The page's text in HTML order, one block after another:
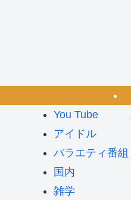
You Tube
アイドル
バラエティ番組
国内
雑学